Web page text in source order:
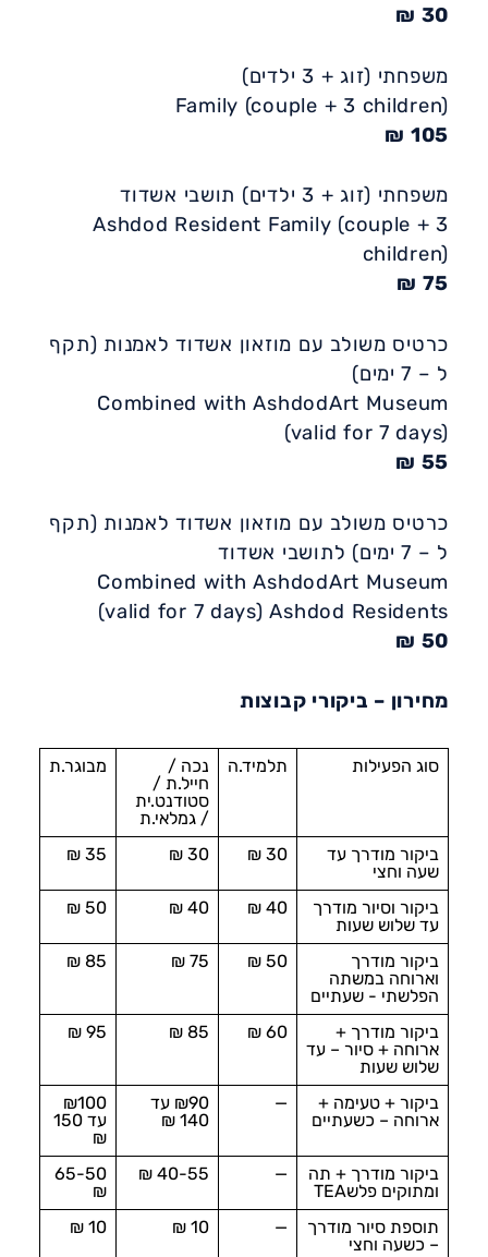
30 ₪
משפחתי (זוג + 3 ילדים)
Family (couple + 3 children)
105 ₪
משפחתי (זוג + 3 ילדים) תושבי אשדוד
Ashdod Resident Family (couple + 3
children)
75 ₪
כרטיס משולב עם מוזאון אשדוד לאמנות (תקף
ל – 7 ימים)
Combined with AshdodArt Museum
(valid for 7 days)
55 ₪
כרטיס משולב עם מוזאון אשדוד לאמנות (תקף
ל – 7 ימים) לתושבי אשדוד
Combined with AshdodArt Museum
(valid for 7 days) Ashdod Residents
50 ₪
מחירון – ביקורי קבוצות
סוג הפעילות תלמיד.ה
נכה /
חייל.ת /
סטודנט.ית
/ גמלאי.ת
מבוגר.ת
ביקור מודרך עד
שעה וחצי
30 ₪
30 ₪
35 ₪
ביקור וסיור מודרך
עד שלוש שעות
40 ₪​
40 ₪​
50 ₪​
ביקור מודרך
וארוחה במשתה
הפלשתי - שעתיים
50 ₪​
75 ₪​
85 ₪​
ביקור מודרך +
ארוחה + סיור – עד
שלוש שעות
60 ₪​
85 ₪​
95 ₪​
ביקור + טעימה +
ארוחה – כשעתיים
—
₪90 עד
140 ₪
₪100
עד 150
₪
ביקור מודרך + תה
ומתוקים פלשTEA
—
40-55 ₪
65-50
₪
תוספת סיור מודרך
– כשעה וחצי
—
10 ₪
10 ₪